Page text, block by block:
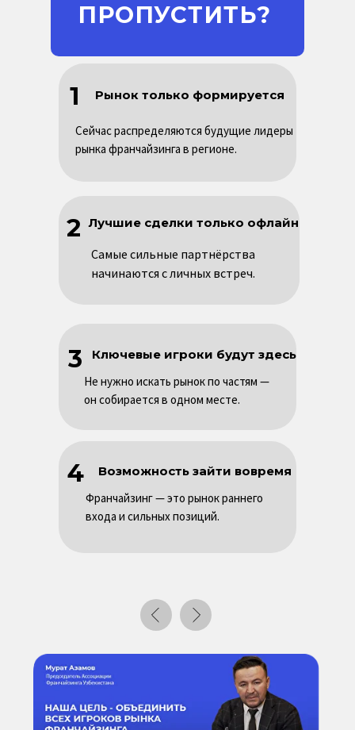
ПРОПУСТИТЬ?
Сейчас распределяются будущие лидеры
рынка франчайзинга в регионе.
Рынок только формируется
1
Ключевые игроки будут здесь
3
2
Возможность зайти вовремя
4
Не нужно искать рынок по частям —
он собирается в одном месте.
Самые сильные партнёрства
начинаются с личных встреч.
Франчайзинг — это рынок раннего
входа и сильных позиций.
Лучшие сделки только офлайн